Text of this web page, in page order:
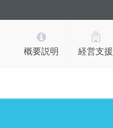
概要説明 経営支援